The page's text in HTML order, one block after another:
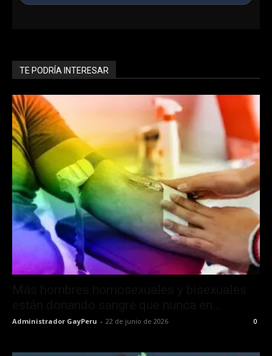
Entrar ahora
TE PODRÍA INTERESAR
Administrador GayPeru - 22 de junio de 2026 0